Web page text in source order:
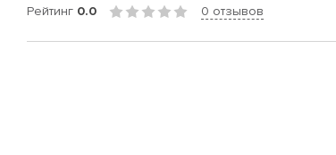
Рейтинг 0.0 0 отзывов